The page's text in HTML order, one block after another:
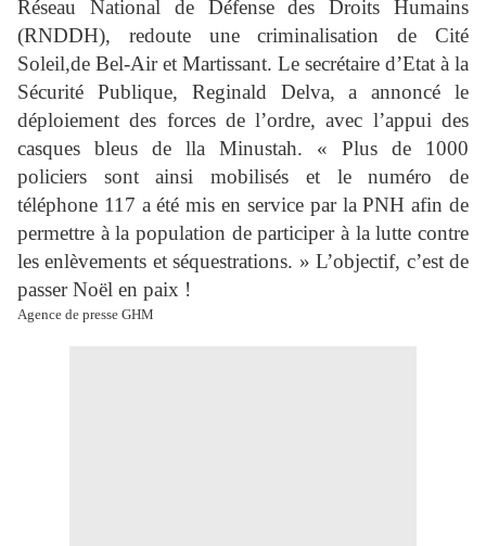
Réseau National de Défense des Droits Humains
(RNDDH), redoute une criminalisation de Cité
Soleil,de Bel-Air et Martissant. Le secrétaire d’Etat à la
Sécurité Publique, Reginald Delva, a annoncé le
déploiement des forces de l’ordre, avec l’appui des
casques bleus de lla Minustah. « Plus de 1000
policiers sont ainsi mobilisés et le numéro de
téléphone 117 a été mis en service par la PNH afin de
permettre à la population de participer à la lutte contre
les enlèvements et séquestrations. » L’objectif, c’est de
passer Noël en paix !
Agence de presse GHM